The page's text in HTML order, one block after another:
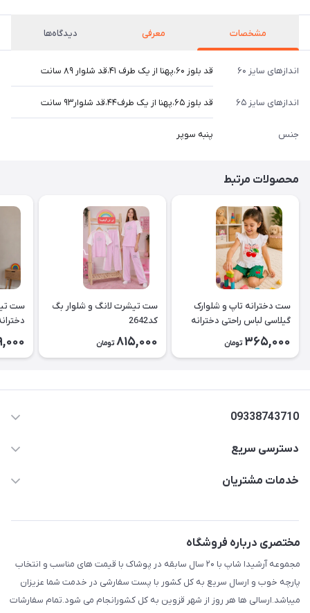
مشخصات معرفی دیدگاه‌ها
اندازهای سایز ۶۰ قد بلوز ۶۰،پهنا از یک طرف ۴۱،قد شلوار ۸۹ سانت
اندازهای سایز ۶۵ قد بلوز ۶۵،پهنا از یک طرف۴۴،قد شلوار۹۳ سانت
جنس پنبه سوپر
محصولات مرتبط
ست دخترانه تاپ و شلوارک
گیلاسی لباس راحتی دخترانه
365,000 تومان
ست تیشرت لانگ و شلوار بگ
کد2642
815,000 تومان
ست
09338743710
دسترسی سریع
حساب کاربری
لیست محصولات
درباره ما
تماس با ما
خدمات مشتریان
مختصری درباره فروشگاه
مجموعه آرشیدا شاپ با ۲۰ سال سابقه در پوشاک با قیمت های مناسب و انتخاب
پارچه خوب و ارسال سریع به کل کشور با پست سفارشی در خدمت شما عزیزان
میباشد.ارسالی ها هر روز از شهر قزوین به کل کشورانجام می شود.تمام سفارشات